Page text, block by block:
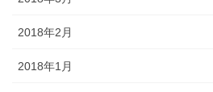
2018年2月
2018年1月